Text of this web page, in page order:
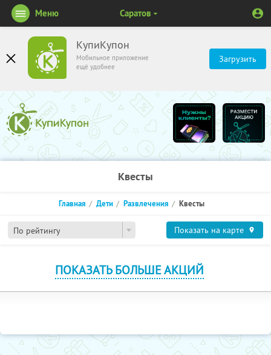
КупиКупон
Мобильное приложение
ещё удобнее
Загрузить
Меню Саратов
Квесты
По рейтингу
Главная Дети Развлечения Квесты
Показать на карте
ПОКАЗАТЬ БОЛЬШЕ АКЦИЙ